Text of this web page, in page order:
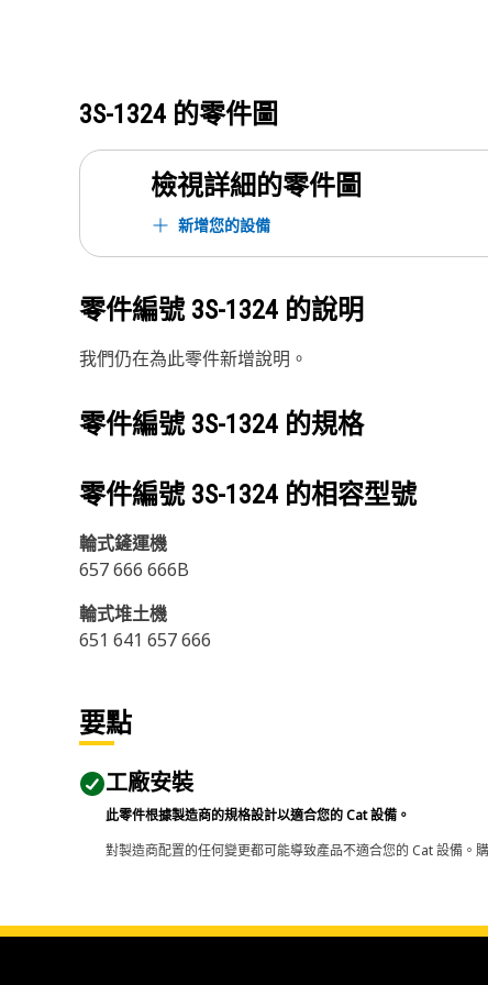
3S-1324 的零件圖
檢視詳細的零件圖
新增您的設備
零件編號 3S-1324 的說明
我們仍在為此零件新增說明。
零件編號 3S-1324 的規格
零件編號 3S-1324 的相容型號
輪式鏟運機
657 666 666B
輪式堆土機
651 641 657 666
要點
工廠安裝
此零件根據製造商的規格設計以適合您的 Cat 設備。
對製造商配置的任何變更都可能導致產品不適合您的 Cat 設備。